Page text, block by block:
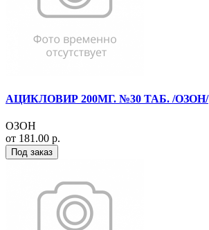
АЦИКЛОВИР 200МГ. №30 ТАБ. /ОЗОН/
ОЗОН
от 181.00 р.
Под заказ